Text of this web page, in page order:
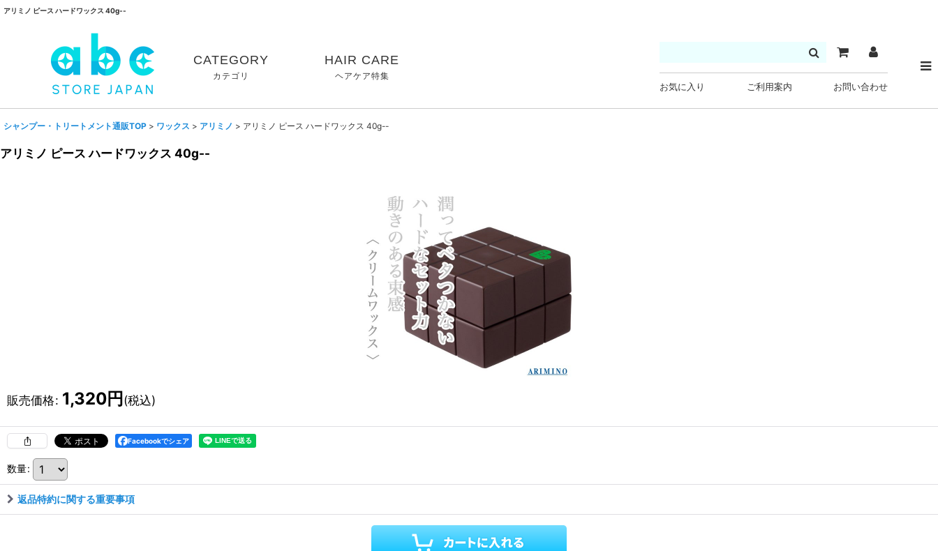
アリミノ ピース ハードワックス 40g--
CATEGORY
カテゴリ
HAIR CARE
ヘアケア特集
お気に入り ご利用案内 お問い合わせ
シャンプー・トリートメント通販TOP > ワックス > アリミノ > アリミノ ピース ハードワックス 40g--
アリミノ ピース ハードワックス 40g--
販売価格: 1,320円 (税込)
Facebookでシェア
数量:
返品特約に関する重要事項